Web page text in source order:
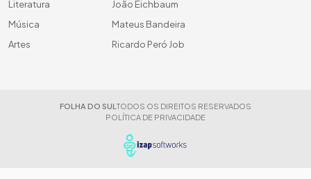
Literatura
Música
Artes
João Eichbaum
Mateus Bandeira
Ricardo Peró Job
FOLHA DO SUL TODOS OS DIREITOS RESERVADOS
POLÍTICA DE PRIVACIDADE